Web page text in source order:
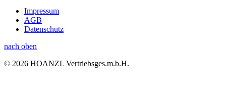
Impressum
AGB
Datenschutz
nach oben
© 2026 HOANZL Vertriebsges.m.b.H.